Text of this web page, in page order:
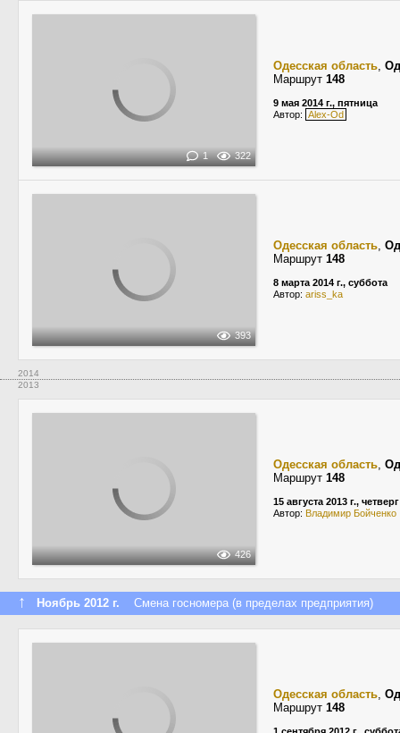
1 322
Одесская область,
Маршрут 148
9 мая 2014 г., пятница
Автор: Alex-Od
393
Одесская область,
Маршрут 148
8 марта 2014 г., суббота
Автор: ariss_ka
2014
2013
426
Одесская область,
Маршрут 148
15 августа 2013 г., четверг
Автор: Владимир Бойченко
↑ Ноябрь 2012 г. Смена госномера (в пределах предприятия)
Одесская область,
Маршрут 148